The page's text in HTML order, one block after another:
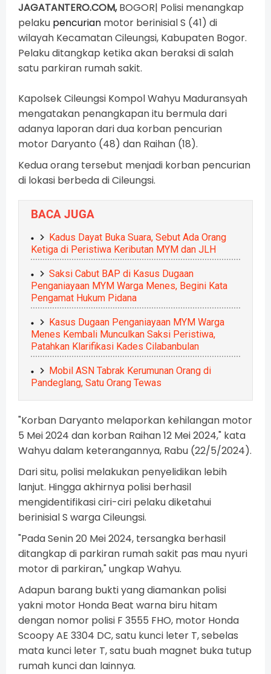
JAGATANTERO.COM,BOGOR| Polisi menangkap
pelaku pencurian motor berinisial S (41) di
wilayah Kecamatan Cileungsi, Kabupaten Bogor.
Pelaku ditangkap ketika akan beraksi di salah
satu parkiran rumah sakit.
Kapolsek Cileungsi Kompol Wahyu Maduransyah
mengatakan penangkapan itu bermula dari
adanya laporan dari dua korban pencurian
motor Daryanto (48) dan Raihan (18).
Kedua orang tersebut menjadi korban pencurian
di lokasi berbeda di Cileungsi.
BACA JUGA
Kadus Dayat Buka Suara, Sebut Ada Orang
Ketiga di Peristiwa Keributan MYM dan JLH
Saksi Cabut BAP di Kasus Dugaan
Penganiayaan MYM Warga Menes, Begini Kata
Pengamat Hukum Pidana
Kasus Dugaan Penganiayaan MYM Warga
Menes Kembali Munculkan Saksi Peristiwa,
Patahkan Klarifikasi Kades Cilabanbulan
Mobil ASN Tabrak Kerumunan Orang di
Pandeglang, Satu Orang Tewas
"Korban Daryanto melaporkan kehilangan motor
5 Mei 2024 dan korban Raihan 12 Mei 2024," kata
Wahyu dalam keterangannya, Rabu (22/5/2024).
Dari situ, polisi melakukan penyelidikan lebih
lanjut. Hingga akhirnya polisi berhasil
mengidentifikasi ciri-ciri pelaku diketahui
berinisial S warga Cileungsi.
"Pada Senin 20 Mei 2024, tersangka berhasil
ditangkap di parkiran rumah sakit pas mau nyuri
motor di parkiran," ungkap Wahyu.
Adapun barang bukti yang diamankan polisi
yakni motor Honda Beat warna biru hitam
dengan nomor polisi F 3555 FHO, motor Honda
Scoopy AE 3304 DC, satu kunci leter T, sebelas
mata kunci leter T, satu buah magnet buka tutup
rumah kunci dan lainnya.